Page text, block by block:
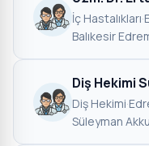
İç Hastalıkları·
Balıkesir
Diş Hekimi
Diş Hekimi·
Süleyman